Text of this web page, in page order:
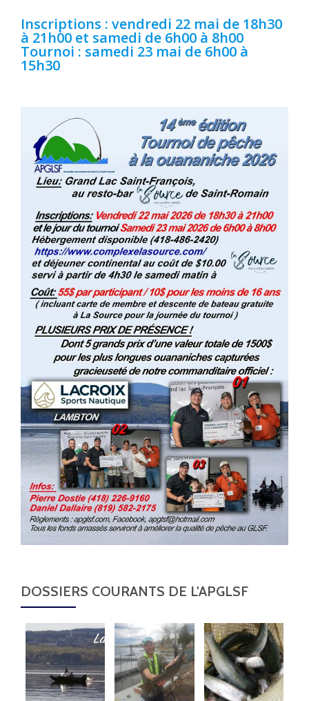
Inscriptions : vendredi 22 mai de 18h30
à 21h00 et samedi de 6h00 à 8h00
Tournoi : samedi 23 mai de 6h00 à
15h30
DOSSIERS COURANTS DE L'APGLSF